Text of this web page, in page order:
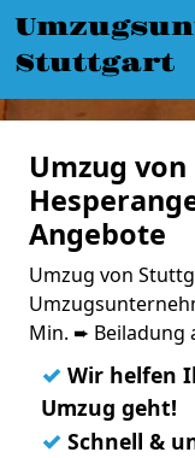
Stuttgart
Umzug
Angebote
Umzug von
Min. ➨ Beiladung
✓ Wir helfen
Umzug geht!
✓ Schnell &